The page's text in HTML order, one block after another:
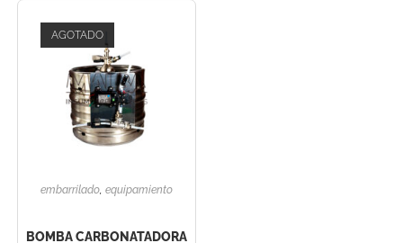
AGOTADO
embarrilado, equipamiento
BOMBA CARBONATADORA